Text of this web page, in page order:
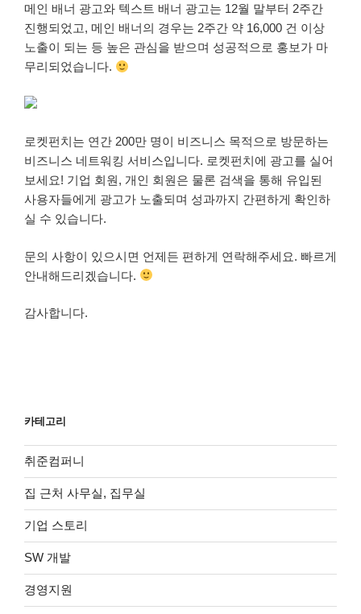
메인 배너 광고와 텍스트 배너 광고는 12월 말부터 2주간
진행되었고, 메인 배너의 경우는 2주간 약 16,000 건 이상
노출이 되는 등 높은 관심을 받으며 성공적으로 홍보가 마
무리되었습니다.
로켓펀치는 연간 200만 명이 비즈니스 목적으로 방문하는
비즈니스 네트워킹 서비스입니다. 로켓펀치에 광고를 실어
보세요! 기업 회원, 개인 회원은 물론 검색을 통해 유입된
사용자들에게 광고가 노출되며 성과까지 간편하게 확인하
실 수 있습니다.
문의 사항이 있으시면 언제든 편하게 연락해주세요. 빠르게
안내해드리겠습니다.
감사합니다.
카테고리
취준컴퍼니
집 근처 사무실, 집무실
기업 스토리
SW 개발
경영지원